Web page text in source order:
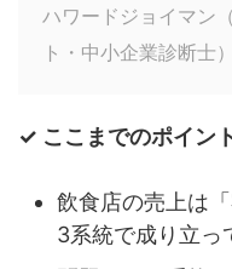
ハワードジョイマン
ト・中小企業診断士）
✓ ここまでのポイン
飲食店の売上は
3系統で成り立っ